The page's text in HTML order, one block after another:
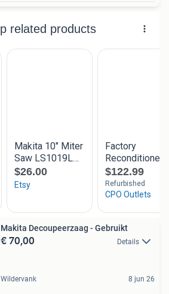
Makita Decoupeerzaag - Gebruikt
€ 70,00 Details
Wildervank 8 jun 26